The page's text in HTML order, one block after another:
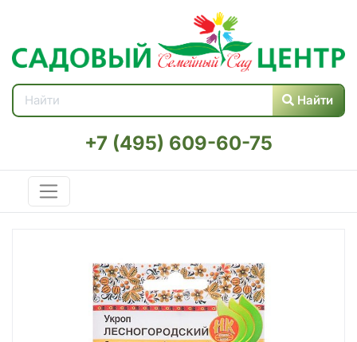
Найти
+7 (495) 609-60-75